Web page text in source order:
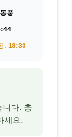
풍
: 18:33
다. 충
세요.